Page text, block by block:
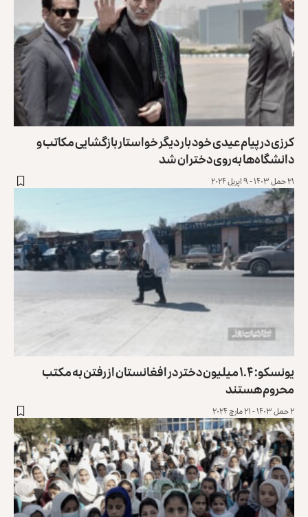
کرزی در پیام عیدی خود بار دیگر خواستار بازگشایی مکاتب و
دانشگاه‌ها به‌روی دختران شد
۲۱ حمل ۱۴۰۳ - ۹ اپریل ۲۰۲۴
یونسکو: ۱.۴ میلیون دختر در افغانستان از رفتن به مکتب
محروم هستند
۲ حمل ۱۴۰۳ - ۲۱ مارچ ۲۰۲۴